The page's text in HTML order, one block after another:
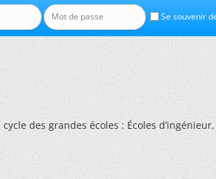
Se souvenir
cycle des grandes écoles : Écoles d’ingénieur,